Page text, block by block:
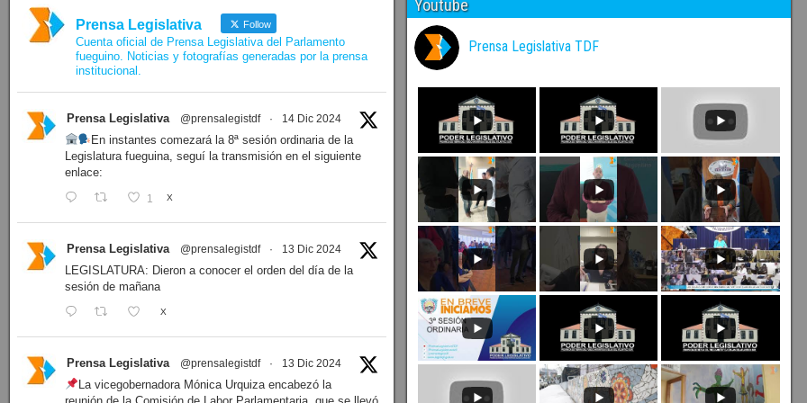
Prensa Legislativa Follow
Cuenta oficial de Prensa Legislativa del Parlamento
fueguino. Noticias y fotografías generadas por la prensa
institucional.
Prensa Legislativa @prensalegistdf · 14 Dic 2024
En instantes comezará la 8ª sesión ordinaria de la
Legislatura fueguina, seguí la transmisión en el siguiente
enlace:
1 X
Prensa Legislativa @prensalegistdf · 13 Dic 2024
LEGISLATURA: Dieron a conocer el orden del día de la
sesión de mañana
X
Prensa Legislativa @prensalegistdf · 13 Dic 2024
La vicegobernadora Mónica Urquiza encabezó la
Youtube
Prensa Legislativa TDF